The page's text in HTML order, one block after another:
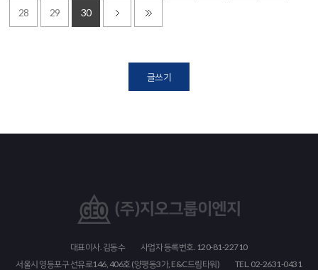
28 29 30
글쓰기
대표이사. 김동수
사업자 등록번호. 120-81-22710
서울시 영등포구 선유로146, 406호 (양평동3가, E&C드림타워)
TEL. 02-2631-0431